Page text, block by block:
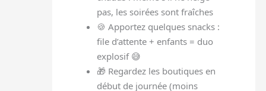
pas, les soirées sont fraîches
🍪 Apportez quelques snacks :
file d’attente + enfants = duo
explosif 😅
🎁 Regardez les boutiques en
début de journée (moins